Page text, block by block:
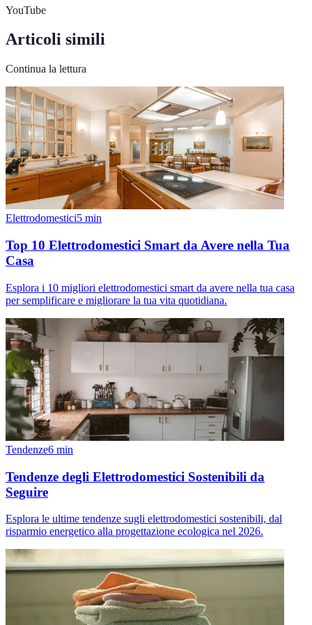
YouTube
Articoli simili
Continua la lettura
Elettrodomestici5 min
Top 10 Elettrodomestici Smart da Avere nella Tua
Casa
Esplora i 10 migliori elettrodomestici smart da avere nella tua casa
per semplificare e migliorare la tua vita quotidiana.
Tendenze6 min
Tendenze degli Elettrodomestici Sostenibili da
Seguire
Esplora le ultime tendenze sugli elettrodomestici sostenibili, dal
risparmio energetico alla progettazione ecologica nel 2026.